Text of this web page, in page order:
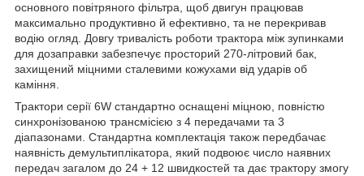
основного повітряного фільтра, щоб двигун працював
максимально продуктивно й ефективно, та не перекривав
водію огляд. Довгу тривалість роботи трактора між зупинками
для дозаправки забезпечує просторий 270-літровий бак,
захищений міцними сталевими кожухами від ударів об
каміння.
Трактори серії 6W стандартно оснащені міцною, повністю
синхронізованою трансмісією з 4 передачами та 3
діапазонами. Стандартна комплектація також передбачає
наявність демультиплікатора, який подвоює число наявних
передач загалом до 24 + 12 швидкостей та дає трактору змогу